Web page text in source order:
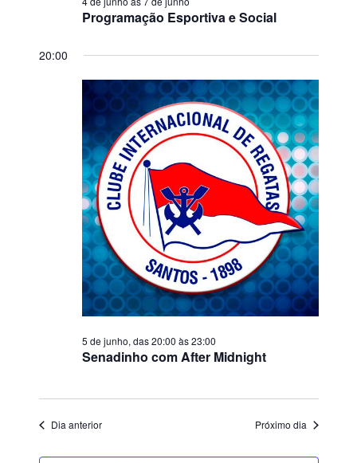
Programação Esportiva e Social
20:00
Senadinho com After Midnight
5 de junho, das 20:00 às23:00
Dia anterior Próximo dia